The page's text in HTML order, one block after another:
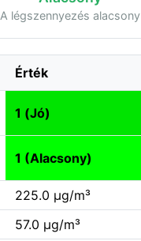
A légszennyezés alacsony
Érték
1 (Jó)
1 (Alacsony)
225.0 µg/m³
57.0 µg/m³